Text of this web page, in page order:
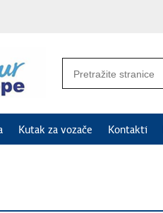
Kutak za vozače Kontakti